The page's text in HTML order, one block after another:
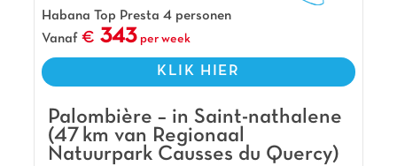
Habana Top Presta 4 personen
Vanaf
343 per week
KLIK HIER
Palombière – in Saint-nathalene
(47 km van Regionaal
Natuurpark Causses du Quercy)